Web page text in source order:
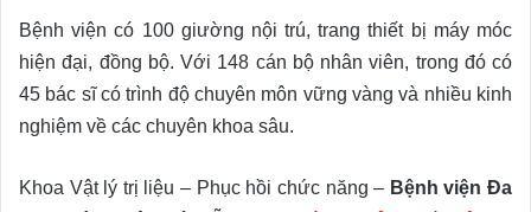
Bệnh viện có 100 giường nội trú, trang thiết bị máy móc
hiện đại, đồng bộ. Với 148 cán bộ nhân viên, trong đó có
45 bác sĩ có trình độ chuyên môn vững vàng và nhiều kinh
nghiệm về các chuyên khoa sâu.
Khoa Vật lý trị liệu – Phục hồi chức năng – Bệnh viện Đa